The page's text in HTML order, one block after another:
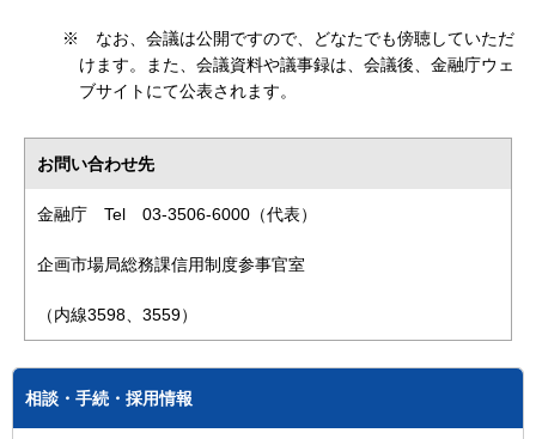
※ なお、会議は公開ですので、どなたでも傍聴していただ
けます。また、会議資料や議事録は、会議後、金融庁ウェ
ブサイトにて公表されます。
お問い合わせ先
金融庁 Tel 03-3506-6000（代表）
企画市場局総務課信用制度参事官室
（内線3598、3559）
相談・手続・採用情報